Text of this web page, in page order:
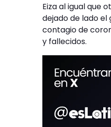
Eiza al igual que
dejado de lado
contagio de
y fallecidos.